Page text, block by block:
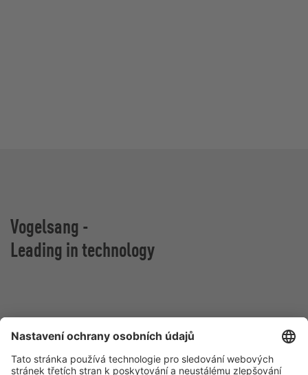
Vogelsang -
Leading in technology
Olomoucká 81
627 00 Brno